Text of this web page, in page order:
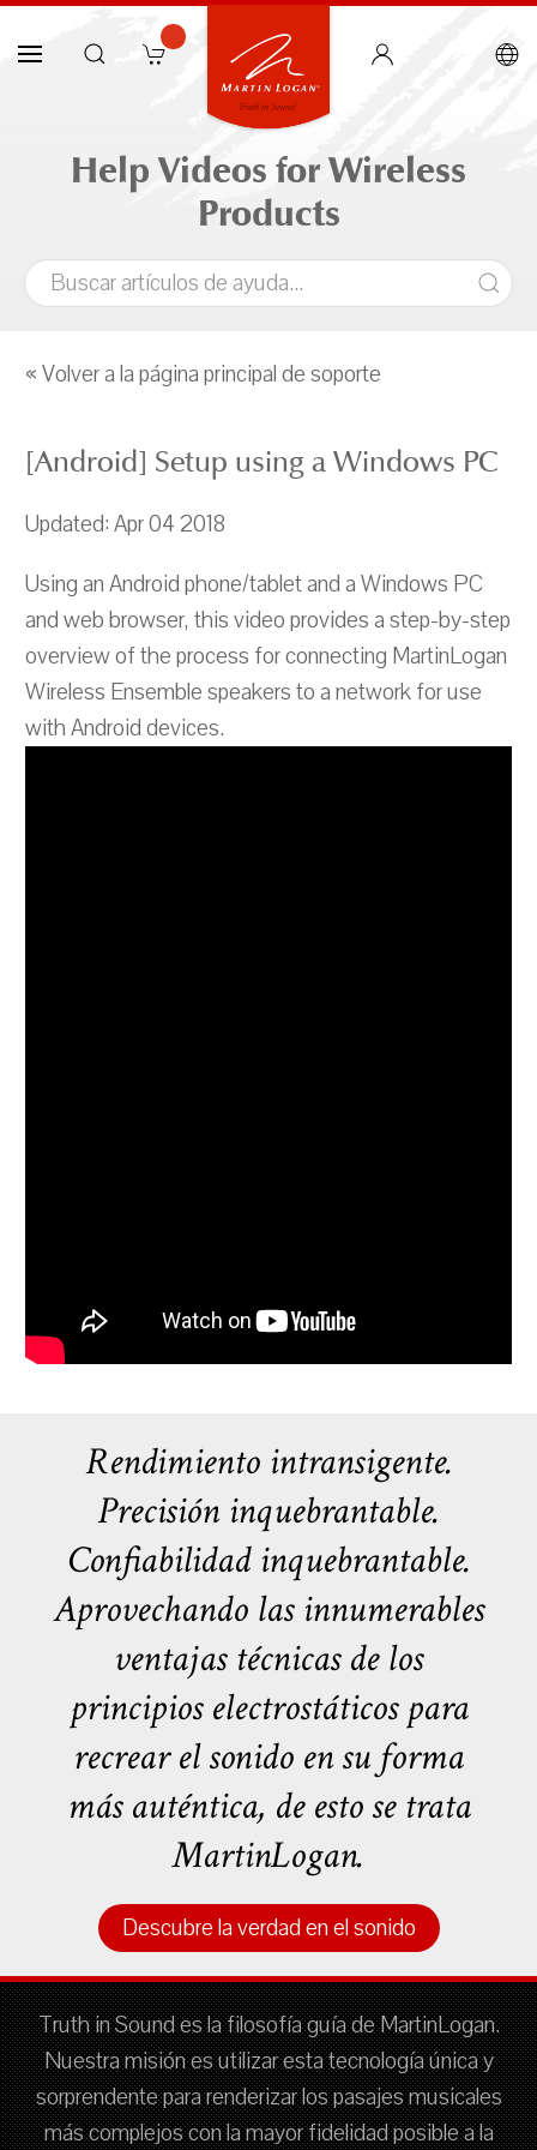
Help Videos for Wireless
Products
« Volver a la página principal de soporte
[Android] Setup using a Windows PC
Updated: Apr 04 2018
Using an Android phone/tablet and a Windows PC
and web browser, this video provides a step-by-step
overview of the process for connecting MartinLogan
Wireless Ensemble speakers to a network for use
with Android devices.
Rendimiento intransigente.
Precisión inquebrantable.
Confiabilidad inquebrantable.
Aprovechando las innumerables
ventajas técnicas de los
principios electrostáticos para
recrear el sonido en su forma
más auténtica, de esto se trata
MartinLogan.
Descubre la verdad en el sonido
Truth in Sound es la filosofía guía de MartinLogan.
Nuestra misión es utilizar esta tecnología única y
sorprendente para renderizar los pasajes musicales
más complejos con la mayor fidelidad posible a la